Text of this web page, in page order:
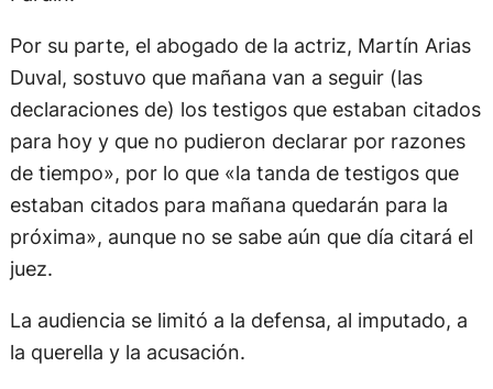
Por su parte, el abogado de la actriz, Martín Arias
Duval, sostuvo que mañana van a seguir (las
declaraciones de) los testigos que estaban citados
para hoy y que no pudieron declarar por razones
de tiempo», por lo que «la tanda de testigos que
estaban citados para mañana quedarán para la
próxima», aunque no se sabe aún que día citará el
juez.
La audiencia se limitó a la defensa, al imputado, a
la querella y la acusación.